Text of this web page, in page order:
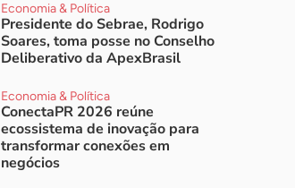
Economia & Política
Presidente do Sebrae, Rodrigo
Soares, toma posse no Conselho
Deliberativo da ApexBrasil
Economia & Política
ConectaPR 2026 reúne
ecossistema de inovação para
transformar conexões em
negócios